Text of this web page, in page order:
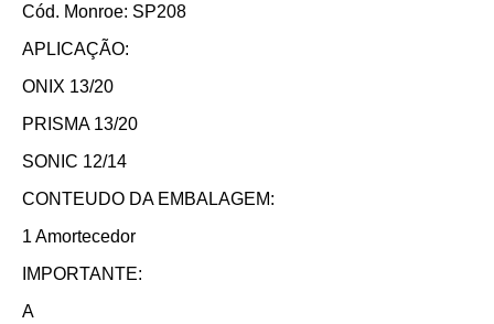
Cód. Monroe: SP208
APLICAÇÃO:
ONIX 13/20
PRISMA 13/20
SONIC 12/14
CONTEUDO DA EMBALAGEM:
1 Amortecedor
IMPORTANTE:
A